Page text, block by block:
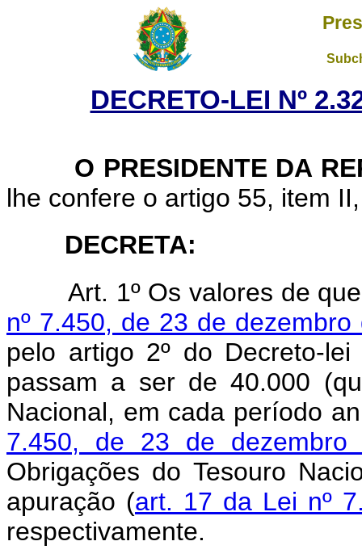
DECRETO-LEI Nº
O PRESIDENTE DA
lhe confere o artigo 55, item
DECRETA:
Art. 1º Os valores de
nº 7.450, de 23 de dezembro
pelo artigo 2º do Decreto-
passam a ser de 40.000
Nacional, em cada período
7.450, de 23 de dezembro
Obrigações do Tesouro
apuração (art. 17 da Lei nº
respectivamente.